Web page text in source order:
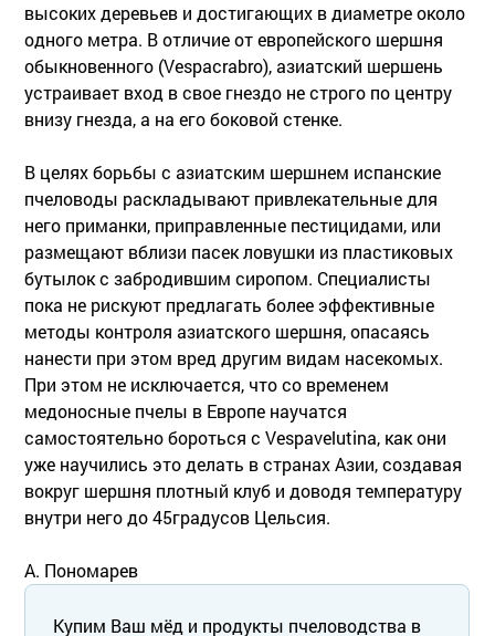
высоких деревьев и достигающих в диаметре около
одного метра. В отличие от европейского шершня
обыкновенного (Vespacrabro), азиатский шершень
устраивает вход в свое гнездо не строго по центру
внизу гнезда, а на его боковой стенке.
В целях борьбы с азиатским шершнем испанские
пчеловоды раскладывают привлекательные для
него приманки, приправленные пестицидами, или
размещают вблизи пасек ловушки из пластиковых
бутылок с забродившим сиропом. Специалисты
пока не рискуют предлагать более эффективные
методы контроля азиатского шершня, опасаясь
нанести при этом вред другим видам насекомых.
При этом не исключается, что со временем
медоносные пчелы в Европе научатся
самостоятельно бороться с Vespavelutina, как они
уже научились это делать в странах Азии, создавая
вокруг шершня плотный клуб и доводя температуру
внутри него до 45градусов Цельсия.
А. Пономарев
Купим Ваш мёд и продукты пчеловодства в